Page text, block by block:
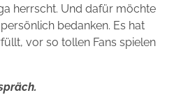
herrscht. Und dafür möchte
bedanken. Es hat
vor so tollen Fans spielen